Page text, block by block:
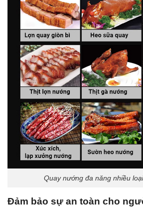
Quay nướng đa năng nhiều
Đảm bảo sự an toàn cho